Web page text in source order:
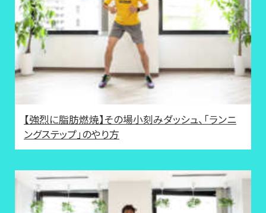
【強烈に脂肪燃焼】その場小刻みダッシュ、「ランニ
ングステップ」のやり方